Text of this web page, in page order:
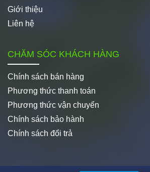
Giới thiệu
Liên hệ
CHĂM SÓC KHÁCH HÀNG
Chính sách bán hàng
Phương thức thanh toán
Phương thức vận chuyển
Chính sách bảo hành
Chính sách đổi trả